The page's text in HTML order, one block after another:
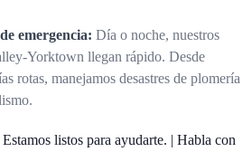
emergencia: Día o noche, nuestros
Yorktown llegan rápido. Desde
rotas, manejamos desastres de plomería
listos para ayudarte. | Habla con